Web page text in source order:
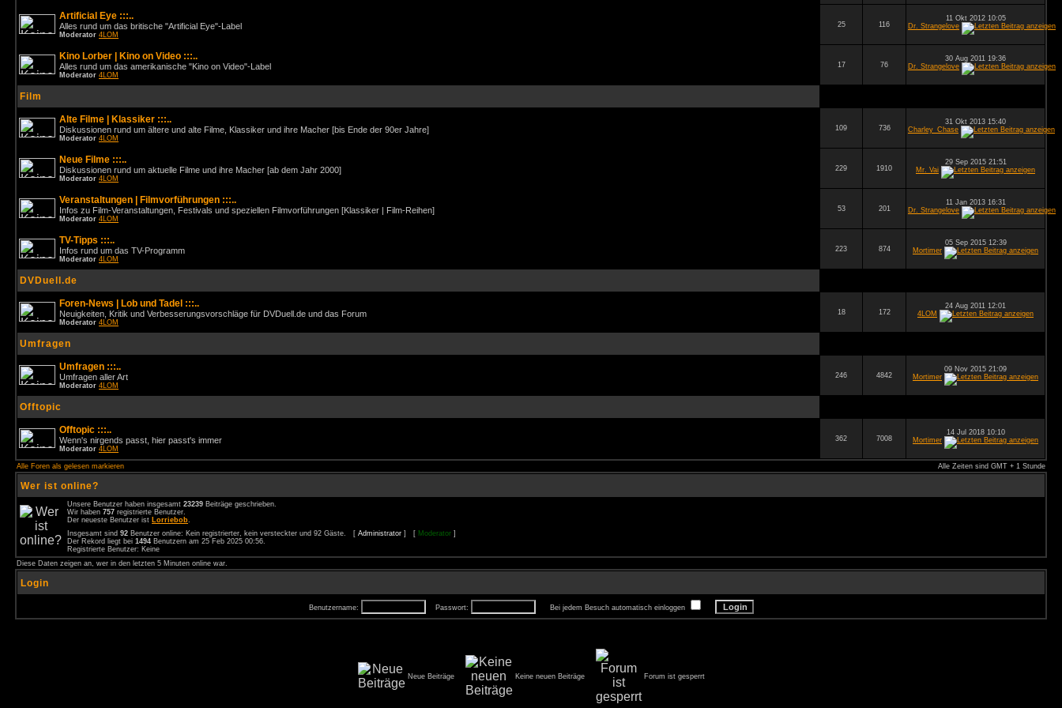
Artificial Eye :::..
Alles rund um das britische "Artificial Eye"-Label
Moderator 4LOM
25 116
11 Okt 2012 10:05
Dr. Strangelove
Kino Lorber | Kino on Video :::..
Alles rund um das amerikanische "Kino on Video"-Label
Moderator 4LOM
17 76
30 Aug 2011 19:36
Dr. Strangelove
Film
Alte Filme | Klassiker :::..
Diskussionen rund um ältere und alte Filme, Klassiker und ihre Macher [bis Ende der 90er Jahre]
Moderator 4LOM
109 736
31 Okt 2013 15:40
Charley_Chase
Neue Filme :::..
Diskussionen rund um aktuelle Filme und ihre Macher [ab dem Jahr 2000]
Moderator 4LOM
229 1910
29 Sep 2015 21:51
Mr. Vai
Veranstaltungen | Filmvorführungen :::..
Infos zu Film-Veranstaltungen, Festivals und speziellen Filmvorführungen [Klassiker | Film-Reihen]
Moderator 4LOM
53 201
11 Jan 2013 16:31
Dr. Strangelove
TV-Tipps :::..
Infos rund um das TV-Programm
Moderator 4LOM
223 874
05 Sep 2015 12:39
Mortimer
DVDuell.de
Foren-News | Lob und Tadel :::..
Neuigkeiten, Kritik und Verbesserungsvorschläge für DVDuell.de und das Forum
Moderator 4LOM
18 172
24 Aug 2011 12:01
4LOM
Umfragen
Umfragen :::..
Umfragen aller Art
Moderator 4LOM
246 4842
09 Nov 2015 21:09
Mortimer
Offtopic
Offtopic :::..
Wenn's nirgends passt, hier passt's immer
Moderator 4LOM
362 7008
14 Jul 2018 10:10
Mortimer
Alle Foren als gelesen markieren Alle Zeiten sind GMT + 1 Stunde
Wer ist online?
Unsere Benutzer haben insgesamt 23239 Beiträge geschrieben.
Wir haben 757 registrierte Benutzer.
Der neueste Benutzer ist Lorriebob.
Insgesamt sind 92 Benutzer online: Kein registrierter, kein versteckter und 92 Gäste. [ Administrator ] [ Moderator ]
Der Rekord liegt bei 1494 Benutzern am 25 Feb 2025 00:56.
Registrierte Benutzer: Keine
Diese Daten zeigen an, wer in den letzten 5 Minuten online war.
Login
Benutzername: Passwort: Bei jedem Besuch automatisch einloggen
Neue Beiträge Keine neuen Beiträge Forum ist gesperrt